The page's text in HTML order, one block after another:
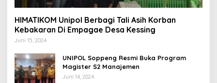
HIMATIKOM Unipol Berbagi Tali Asih Korban
Kebakaran Di Empagae Desa Kessing
Juni 15, 2024
UNIPOL Soppeng Resmi Buka Program
Magister S2 Manajemen
Juni 14, 2024